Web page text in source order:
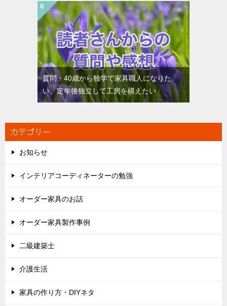
質問・40歳から独学で家具職人になりた
い、定年後独立して工房を構えたい
カテゴリー
お知らせ
インテリアコーディネーターの勉強
オーダー家具のお話
オーダー家具製作事例
二級建築士
介護生活
家具の作り方・DIYネタ